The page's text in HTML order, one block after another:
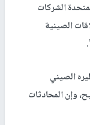
الشركات
الصينية
الصيني
وإن المحادثات